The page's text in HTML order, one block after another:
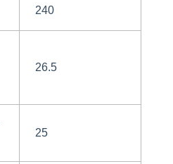
240
26.5
25